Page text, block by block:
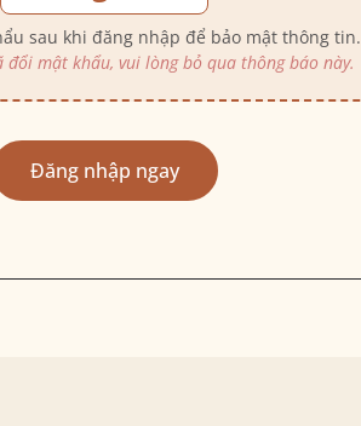
sau khi đăng nhập để bảo mật thông tin.
đổi mật khẩu, vui lòng bỏ qua thông báo này.
Đăng nhập ngay